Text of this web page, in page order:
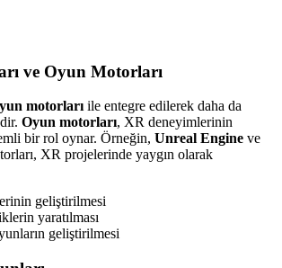
ve Oyun Motorları
motorları ile entegre edilerek daha da
Oyun motorları, XR deneyimlerinin
bir rol oynar. Örneğin, Unreal Engine ve
XR projelerinde yaygın olarak
geliştirilmesi
yaratılması
geliştirilmesi